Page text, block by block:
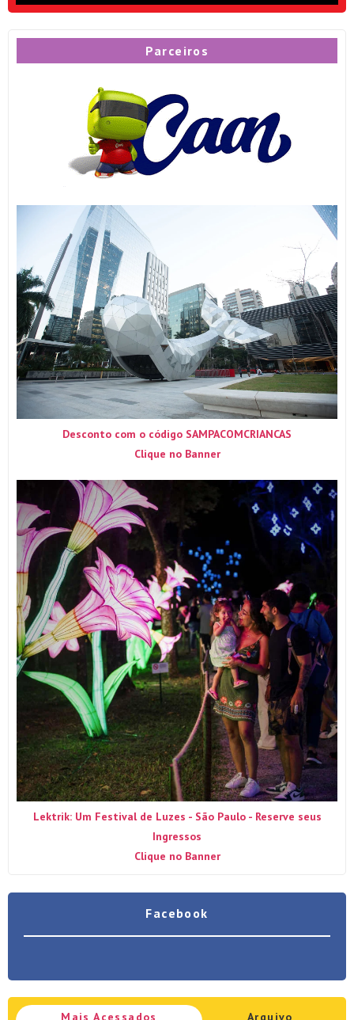
Parceiros
Desconto com o código SAMPACOMCRIANCAS
Clique no Banner
Lektrik: Um Festival de Luzes - São Paulo - Reserve seus
Ingressos
Clique no Banner
Facebook
Mais Acessados Arquivo